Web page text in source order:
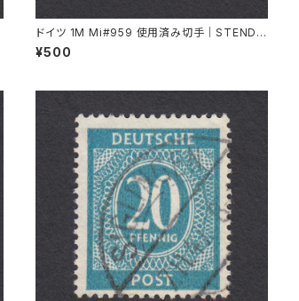
ドイツ 1M Mi#959 使用済み切手｜STENDA
L 11.8.1947
¥500